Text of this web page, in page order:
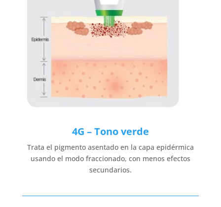
4G – Tono verde
Trata el pigmento asentado en la capa epidérmica
usando el modo fraccionado, con menos efectos
secundarios.